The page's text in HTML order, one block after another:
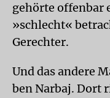
gehörte offenbar
»schlecht«
Gerechter.
Und das andere
ben Narbaj. Dort